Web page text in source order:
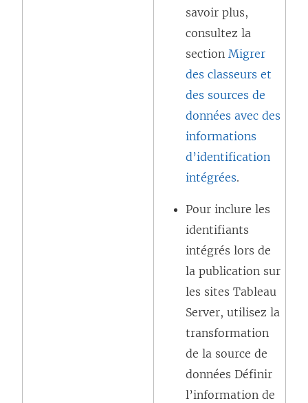
ê
savoir plus,
consultez la
section Migrer
des classeurs et
des sources de
données avec des
informations
d’identification
intégrées.
Pour inclure les
identifiants
intégrés lors de
la publication sur
les sites Tableau
Server, utilisez la
transformation
de la source de
données Définir
l’information de